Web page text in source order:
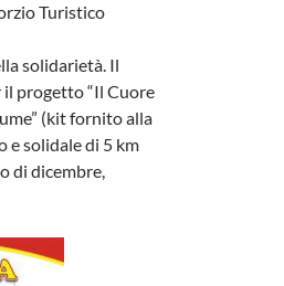
Turistico
solidarietà. Il
progetto “Il Cuore
(kit fornito alla
e solidale di 5 km
di dicembre,